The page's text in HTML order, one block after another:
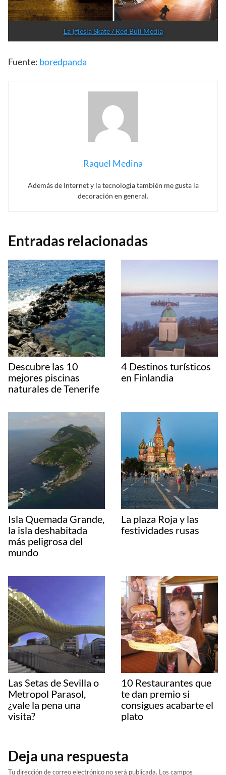
Red Bull Media
unacampaña de ‘crownfunding’
la financiación, fueron siete jornadas de trabajo – de
doce horas cada una – las que empleó para colorear
las paredes y bóvedas que, desde nuestro punto de
acabaron siendo espectaculares.
Red Bull Media
La Iglesia Skate / Red Bull Media
Fuente:boredpanda